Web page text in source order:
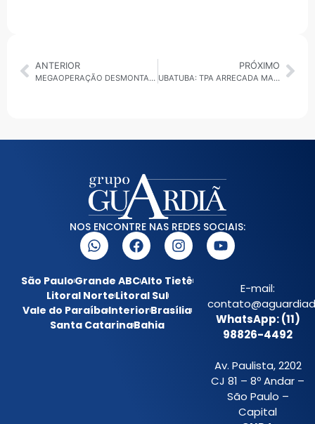
ANTERIOR
MEGAOPERAÇÃO DESMONTA ESQUEMA DO PCC NO SETOR DE COMBUSTÍVEIS
PRÓXIMO
UBATUBA: TPA ARRECADA MAIS DE R$ 119 MILHÕES ATÉ MAIO DE 2025
NOS ENCONTRE NAS REDES SOCIAIS:
São PauloGrande ABCAlto Tietê
Litoral NorteLitoral Sul
Vale do ParaíbaInteriorBrasília
Santa CatarinaBahia
E-mail:
WhatsApp: (11)
98826-4492
Av. Paulista, 2202
CJ 81 – 8º Andar –
São Paulo –
Capital